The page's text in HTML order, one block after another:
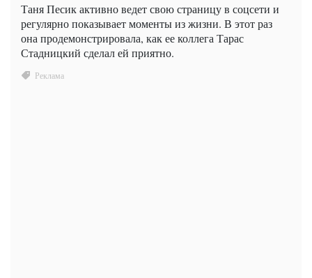
Таня Песик активно ведет свою страницу в соцсети и
регулярно показывает моменты из жизни. В этот раз
она продемонстрировала, как ее коллега Тарас
Стадницкий сделал ей приятно.